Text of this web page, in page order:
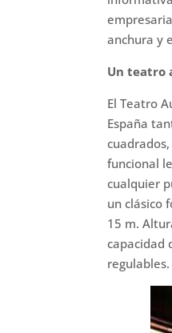
anchura y
Un teatro
El Teatro
España
funcional
cualquier
un clásico
15 m.
capacidad
regulables.